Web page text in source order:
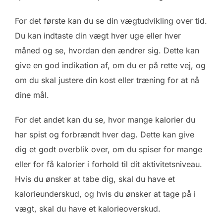
For det første kan du se din vægtudvikling over tid.
Du kan indtaste din vægt hver uge eller hver
måned og se, hvordan den ændrer sig. Dette kan
give en god indikation af, om du er på rette vej, og
om du skal justere din kost eller træning for at nå
dine mål.
For det andet kan du se, hvor mange kalorier du
har spist og forbrændt hver dag. Dette kan give
dig et godt overblik over, om du spiser for mange
eller for få kalorier i forhold til dit aktivitetsniveau.
Hvis du ønsker at tabe dig, skal du have et
kalorieunderskud, og hvis du ønsker at tage på i
vægt, skal du have et kalorieoverskud.